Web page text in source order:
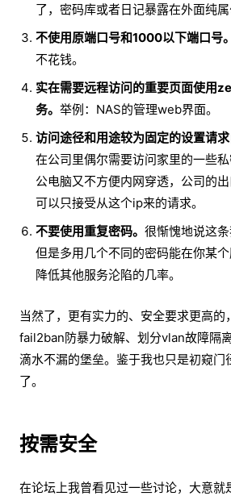
了，密码库或者日记暴露在外面纯属
不使用原端口号和1000以下端口号。
不花钱。
实在需要远程访问的重要页面使用
务。 举例：NAS的管理web界面。
访问途径和用途较为固定的设置请求
在公司里偶尔需要访问家里的一些
公电脑又不方便内网穿透，公司的
可以只接受从这个ip来的请求。
不要使用重复密码。 很惭愧地说这条
但是多用几个不同的密码能在你某
降低其他服务沦陷的几率。
当然了，更有实力的、安全要求更高的
fail2ban防暴力破解、划分vlan故障隔
滴水不漏的堡垒。鉴于我也只是初窥门
了。
按需安全
在论坛上我曾看见过一些讨论，大意就